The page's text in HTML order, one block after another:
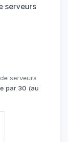
serveurs
serveurs
par 30 (au